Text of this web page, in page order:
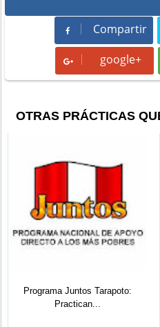
Compartir
Compartir
google+
OTRAS PRÁCTICAS
Programa Juntos Tarapoto:
Practican...